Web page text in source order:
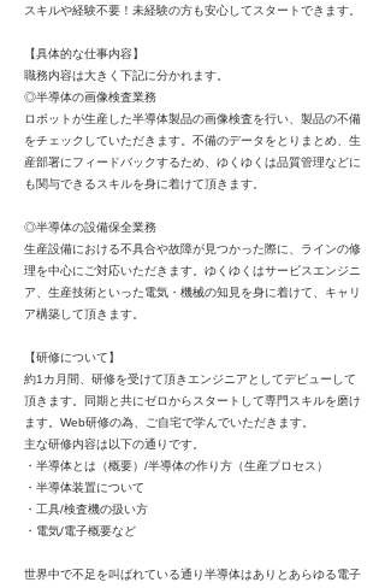
スキルや経験不要！未経験の方も安心してスタートできます。
【具体的な仕事内容】
職務内容は大きく下記に分かれます。
◎半導体の画像検査業務
ロボットが生産した半導体製品の画像検査を行い、製品の不備
をチェックしていただきます。不備のデータをとりまとめ、生
産部署にフィードバックするため、ゆくゆくは品質管理などに
も関与できるスキルを身に着けて頂きます。
◎半導体の設備保全業務
生産設備における不具合や故障が見つかった際に、ラインの修
理を中心にご対応いただきます。ゆくゆくはサービスエンジニ
ア、生産技術といった電気・機械の知見を身に着けて、キャリ
ア構築して頂きます。
【研修について】
約1カ月間、研修を受けて頂きエンジニアとしてデビューして
頂きます。同期と共にゼロからスタートして専門スキルを磨け
ます。Web研修の為、ご自宅で学んでいただきます。
主な研修内容は以下の通りです。
・半導体とは（概要）/半導体の作り方（生産プロセス）
・半導体装置について
・工具/検査機の扱い方
・電気/電子概要など
世界中で不足を叫ばれている通り半導体はありとあらゆる電子